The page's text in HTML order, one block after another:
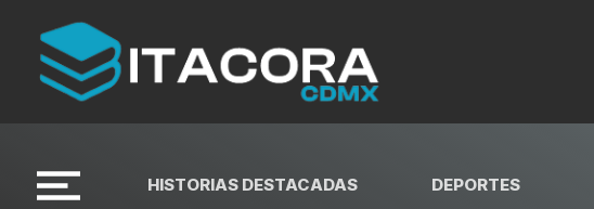
HISTORIAS DESTACADAS DEPORTES